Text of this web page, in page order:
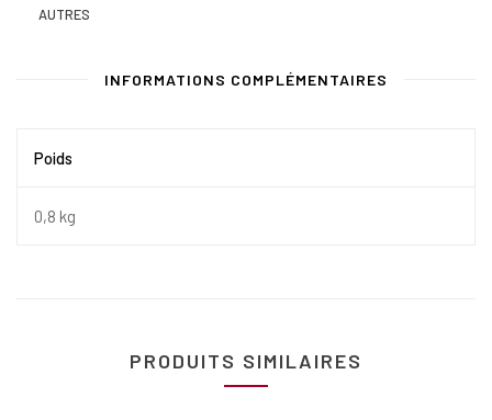
AUTRES
INFORMATIONS COMPLÉMENTAIRES
Poids
0,8 kg
PRODUITS SIMILAIRES